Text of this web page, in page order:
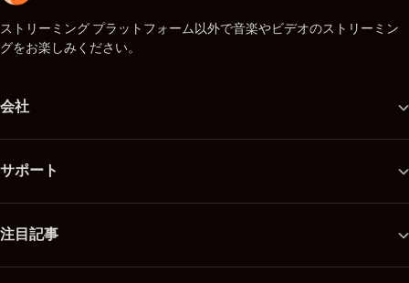
ストリーミング プラットフォーム以外で音楽やビデオのストリーミン
グをお楽しみください。
会社
サポート
注目記事